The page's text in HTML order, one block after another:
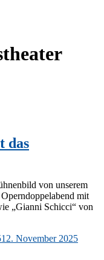
das
von un­se­rem
mit
„Gi­an­ni Schic­ci“ von
12. November 2025